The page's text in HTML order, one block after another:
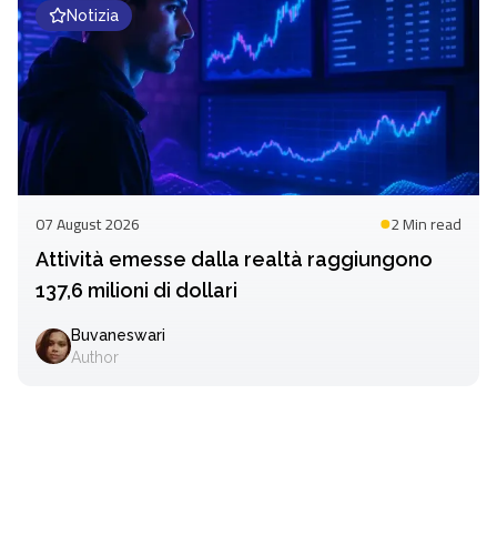
Notizia
07 August 2026 2 Minread
Attività emesse dalla realtà raggiungono
137,6 milioni di dollari
Buvaneswari
Author